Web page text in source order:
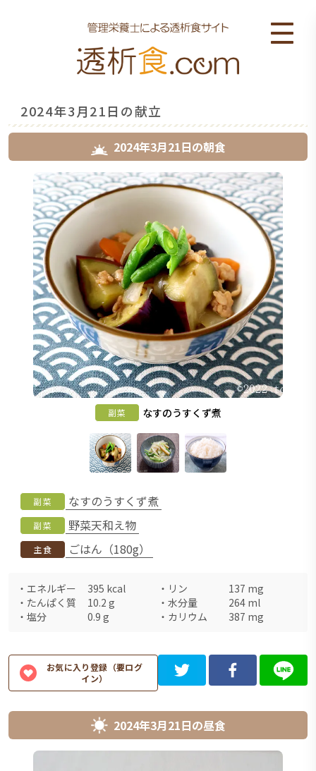
2024年3月21日の献立
2024年3月21日の朝食
副菜 なすのうすくず煮
副菜 なすのうすくず煮
副菜 野菜天和え物
主食 ごはん（180g）
・ エネルギー 395 kcal ・ リン 137 mg
・ たんぱく質 10.2 g ・ 水分量 264 ml
・ 塩分 0.9 g ・ カリウム 387 mg
お気に入り登録（要ログ
イン）
2024年3月21日の昼食